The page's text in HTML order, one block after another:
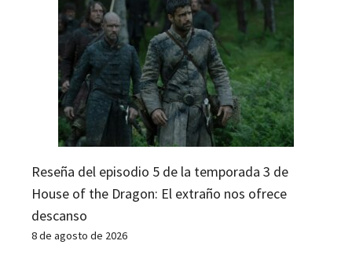
Reseña del episodio 5 de la temporada 3 de
House of the Dragon: El extraño nos ofrece
descanso
8 de agosto de 2026